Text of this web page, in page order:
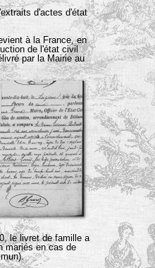
d'actes d'état
à la France, en
de l'état civil
par la Mairie au
le livret de famille a
mariés en cas de